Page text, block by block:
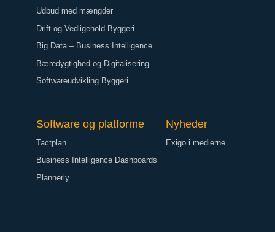
Udbud med mængder
Drift og Vedligehold Byggeri
Big Data – Business Intelligence
Bæredygtighed og Digitalisering
Softwareudvikling Byggeri
Software og platforme
Tactplan
Business Intelligence Dashboards
Plannerly
Nyheder
Exigo i medierne